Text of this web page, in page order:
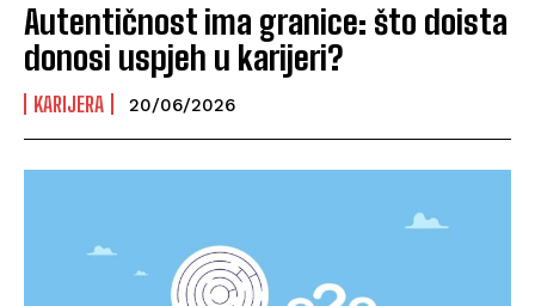
Autentičnost ima granice: što doista
donosi uspjeh u karijeri?
KARIJERA 20/06/2026